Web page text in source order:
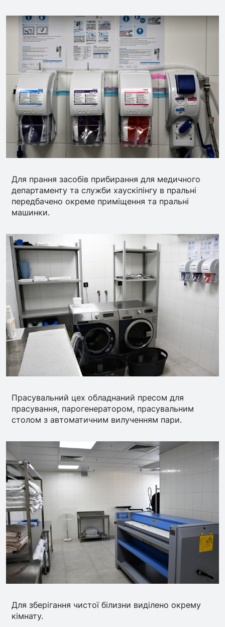
Для прання засобів прибирання для медичного
департаменту та служби хаускіпінгу в пральні
передбачено окреме приміщення та пральні
машинки.
Прасувальний цех обладнаний пресом для
прасування, парогенератором, прасувальним
столом з автоматичним вилученням пари.
Для зберігання чистої білизни виділено окрему
кімнату.